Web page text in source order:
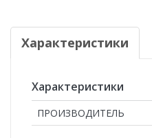
Характеристики
Характеристики
ПРОИЗВОДИТЕЛЬ